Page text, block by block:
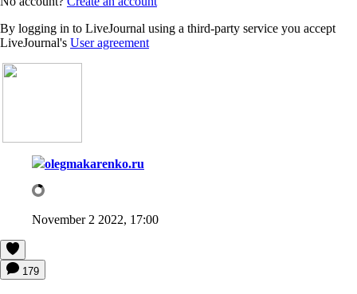
By logging in to LiveJournal using a third-party service you accept
LiveJournal's User agreement
olegmakarenko.ru
November 2 2022, 17:00
179